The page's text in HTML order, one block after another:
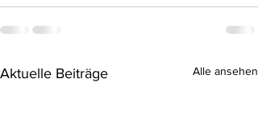
Aktuelle Beiträge Alle ansehen